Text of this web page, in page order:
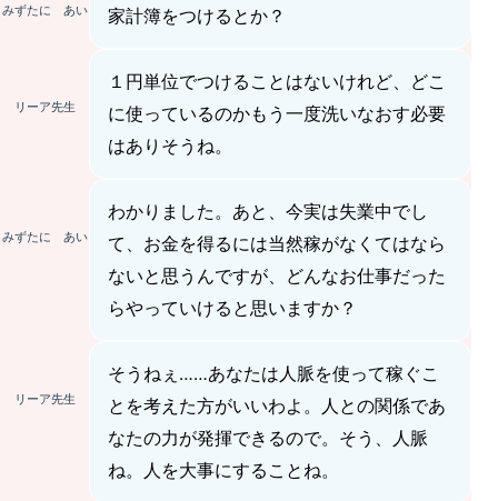
みずたに あい
家計簿をつけるとか？
リーア先生
１円単位でつけることはないけれど、どこ
に使っているのかもう一度洗いなおす必要
はありそうね。
みずたに あい
わかりました。あと、今実は失業中でし
て、お金を得るには当然稼がなくてはなら
ないと思うんですが、どんなお仕事だった
らやっていけると思いますか？
リーア先生
そうねぇ……あなたは人脈を使って稼ぐこ
とを考えた方がいいわよ。人との関係であ
なたの力が発揮できるので。そう、人脈
ね。人を大事にすることね。